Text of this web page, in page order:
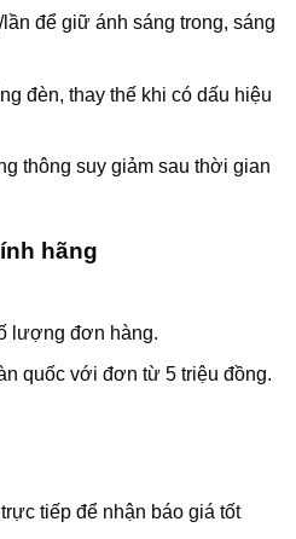
để giữ ánh sáng trong, sáng
đèn, thay thế khi có dấu hiệu
thông suy giảm sau thời gian
hãng
lượng đơn hàng.
quốc với đơn từ 5 triệu đồng.
tiếp để nhận báo giá tốt